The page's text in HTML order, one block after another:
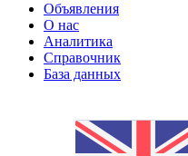
Объявления
О нас
Аналитика
Справочник
База данных